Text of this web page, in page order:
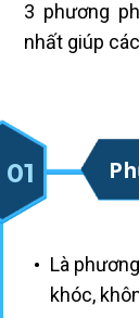
3 phương
nhất giúp
Là
khóc,
01